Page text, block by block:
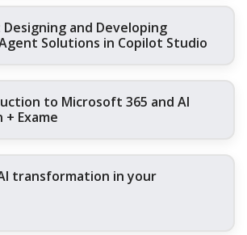
Designing and Developing
Solutions in Copilot Studio
to Microsoft 365 and AI
Exame
transformation in your